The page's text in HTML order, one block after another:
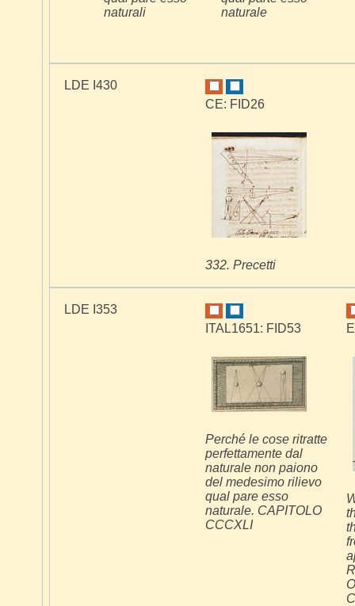
naturali
naturale
LDE I430
CE: FID26
332. Precetti
LDE I353
ITAL1651: FID53
Perché le cose ritratte
perfettamente dal
naturale non paiono
del medesimo rilievo
qual pare esso
naturale. CAPITOLO
CCCXLI